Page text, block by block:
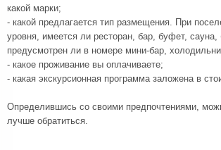
какой марки;
- какой предлагается тип размещения. При
уровня, имеется ли ресторан, бар, буфет,
предусмотрен ли в номере мини-бар,
- какое проживание вы оплачиваете;
- какая экскурсионная программа заложена в
Определившись со своими предпочтениями,
лучше обратиться.